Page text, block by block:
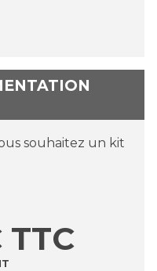
souhaitez un kit
TTC